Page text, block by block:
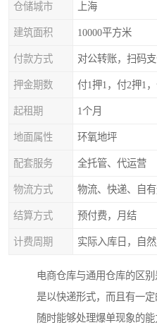
仓储城市 上海
建筑面积 10000平方米
付款方式 对公转账，扫码
押金期数 付1押1，付2押1
起租期 1个月
地面属性 环氧地坪
配套服务 全托管、代运营
物流方式 物流、快递、自
结算方式 预付费，月结
计费周期 实际入库日，自然
电商仓库与通用仓库的区
是以快递形式，而且有一
随时能够处理爆单现象的